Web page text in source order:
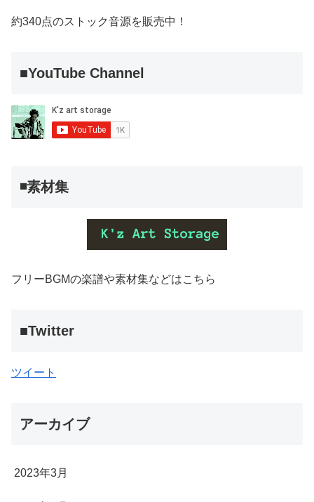
約340点のストック音源を販売中！
■YouTube Channel
◾️素材集
フリーBGMの楽譜や素材集などはこちら
■Twitter
ツイート
アーカイブ
2023年3月